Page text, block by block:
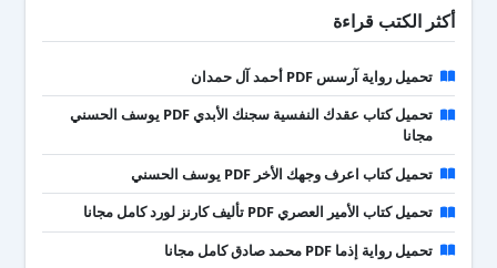
أكثر الكتب قراءة
تحميل رواية آرسس PDF أحمد آل حمدان
تحميل كتاب عقدك النفسية سجنك الأبدي PDF يوسف الحسني
مجانا
تحميل كتاب اعرف وجهك الأخر PDF يوسف الحسني
تحميل كتاب الأمير العصري PDF تأليف كارنز لورد كامل مجانا
تحميل رواية إذما PDF محمد صادق كامل مجانا